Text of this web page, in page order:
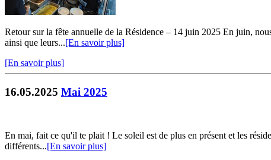
Retour sur la fête annuelle de la Résidence – 14 juin 2025 En juin,
ainsi que leurs...[En savoir plus]
[En savoir plus]
16.05.2025 Mai 2025
En mai, fait ce qu'il te plait ! Le soleil est de plus en présent et les
différents...[En savoir plus]